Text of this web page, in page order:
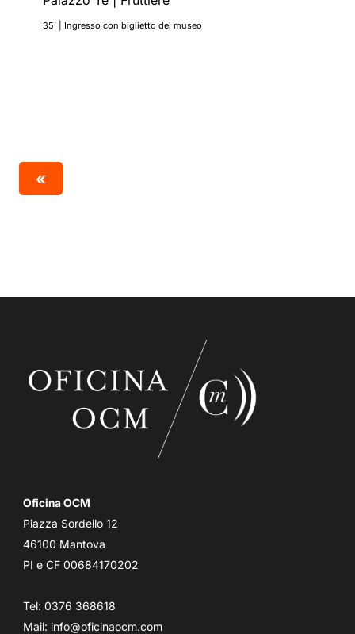
35’ | Ingresso con biglietto del museo
«
Oficina OCM
Piazza Sordello 12
46100 Mantova
PI e CF 00684170202
Tel: 0376 368618
Mail: info@oficinaocm.com